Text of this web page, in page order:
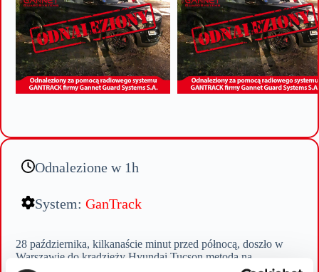
Odnalezione w 1h
System: GanTrack
28 października, kilkanaście minut przed północą, doszło w
Warszawie do kradzieży Hyundai Tucson metodą na
Gameboya. Sygnał z systemu monitoringu GanTrack Plus o